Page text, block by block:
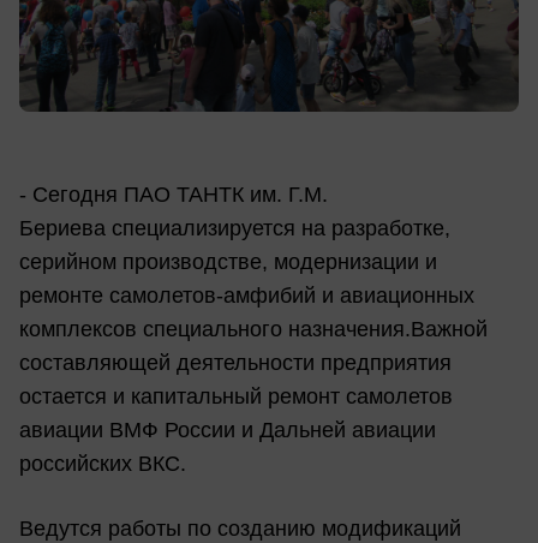
- Сегодня ПАО ТАНТК им. Г.М.
Бериева специализируется на разработке,
серийном производстве, модернизации и
ремонте самолетов-амфибий и авиационных
комплексов специального назначения.Важной
составляющей деятельности предприятия
остается и капитальный ремонт самолетов
авиации ВМФ России и Дальней авиации
российских ВКС.
Ведутся работы по созданию модификаций